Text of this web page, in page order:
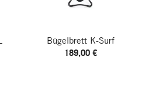
Bügelbrett K-Surf
189,00 €